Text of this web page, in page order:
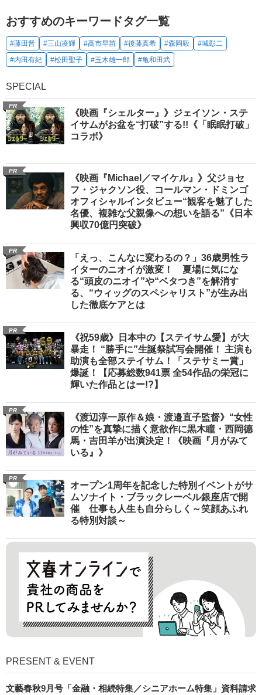
おすすめのキーワードタグ一覧
#藤田晋 #三山凌輝 #高市早苗 #後藤真希 #森岡毅
#城彰二
#内田有紀
#松田聖子 #玉木雄一郎 #亀和田武
SPECIAL
PR
《映画『シェルター』》ジェイソン・ステ
イサムがお盆を“打破”する!!《「眠眠打破」
コラボ》
PR
《映画『Michael／マイケル』》父ジョセ
フ・ジャクソン役、コールマン・ドミンゴ
オフィシャルインタビュー“観客を魅了した
名優、複雑な父親像への想いを語る”《日本
興収70億円突破》
PR
「えっ、こんなに変わるの？」36歳男性ラ
イターのニオイが激変！ 夏場に気にな
る“頭皮のニオイ”や“ベタつき”を解消す
る、“ウィッグのスペシャリスト”が生み出
した徹底ケアとは
PR
《祝59歳》日本中の【ステイサム愛】が大
暴走！ “勝手に”生誕祭試写会開催！ 主演も
助演も全部ステイサム！「ステサミー賞」
爆誕！【応募総数941票 全54作品の栄冠に
輝いた作品とはー!?】
PR
《渡辺淳一原作＆娘・渡邉直子監督》“女性
の性”を真摯に描く意欲作に黒木瞳・西岡德
馬・吉田羊が出演決定！《映画『月がみて
いる』》
PR
オープン1周年を記念した特別イベントがサ
ムソナイト・ブラックレーベル銀座店で開
催 仕事も人生も自分らしく～笑顔あふれ
る特別対談～
PRESENT & EVENT
文藝春秋9月号「金融・相続特集／シニアホーム特集」資料請求